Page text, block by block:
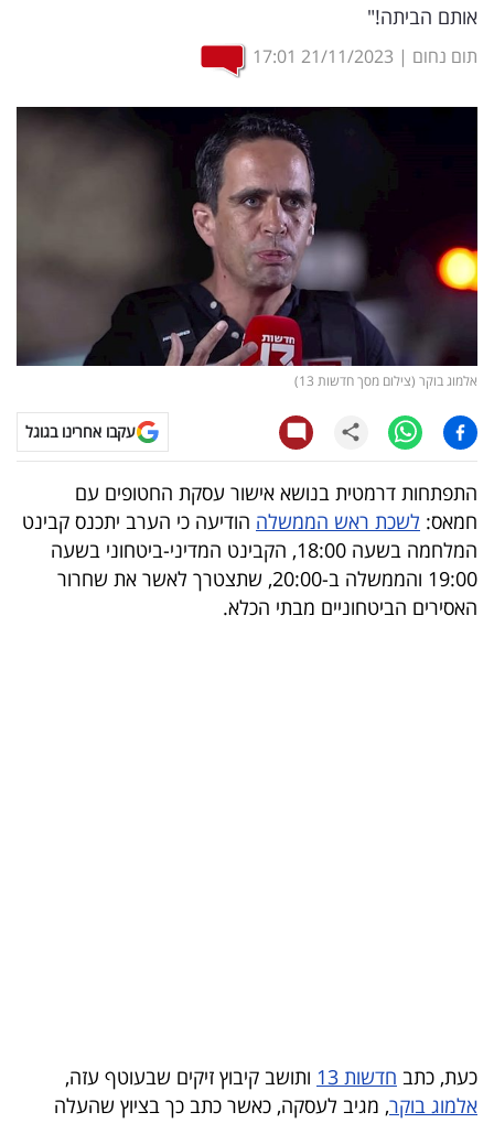
משפט
ומחקרים
עסקית
קריפטו
ויראלי
עסקי
ספורט
קריירה
ולימודים
הכלכלי
אותם הביתה!"
תום נחום |
21/11/2023
17:01
אלמוג בוקר (צילום מסך חדשות 13)
עקבו אחרינו בגוגל
התפתחות דרמטית בנושא אישור עסקת החטופים עם
חמאס: לשכת ראש הממשלה הודיעה כי הערב יתכנס קבינט
המלחמה בשעה 18:00, הקבינט המדיני-ביטחוני בשעה
19:00 והממשלה ב-20:00, שתצטרך לאשר את שחרור
האסירים הביטחוניים מבתי הכלא.
כעת, כתב חדשות 13
ותושב קיבוץ זיקים שבעוטף עזה,
אלמוג בוקר, מגיב לעסקה, כאשר כתב כך בציוץ שהעלה